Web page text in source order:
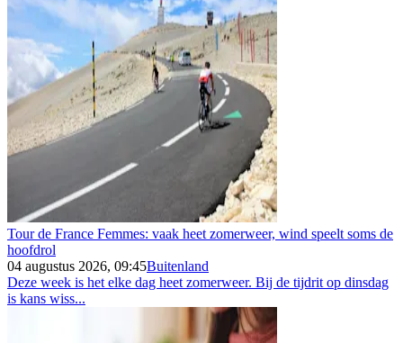
Tour de France Femmes: vaak heet zomerweer, wind speelt soms de
hoofdrol
04 augustus 2026, 09:45Buitenland
Deze week is het elke dag heet zomerweer. Bij de tijdrit op dinsdag
is kans wiss...